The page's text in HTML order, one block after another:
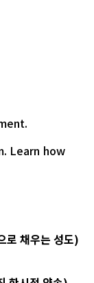
Learn how
로 채우는 성도)